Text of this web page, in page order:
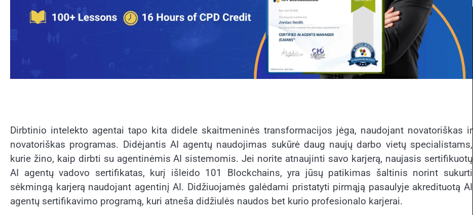
Dirbtinio intelekto agentai tapo kita didele skaitmeninės transformacijos jėga, naudojant novatoriškas ir
novatoriškas programas. Didėjantis AI agentų naudojimas sukūrė daug naujų darbo vietų specialistams,
kurie žino, kaip dirbti su agentinėmis AI sistemomis. Jei norite atnaujinti savo karjerą, naujasis sertifikuotų
AI agentų vadovo sertifikatas, kurį išleido 101 Blockchains, yra jūsų patikimas šaltinis norint sukurti
sėkmingą karjerą naudojant agentinį AI. Didžiuojamės galėdami pristatyti pirmąją pasaulyje akredituotą AI
agentų sertifikavimo programą, kuri atneša didžiulės naudos bet kurio profesionalo karjerai.